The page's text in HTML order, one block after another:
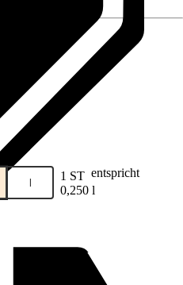
l 1 ST entspricht
0,250 l